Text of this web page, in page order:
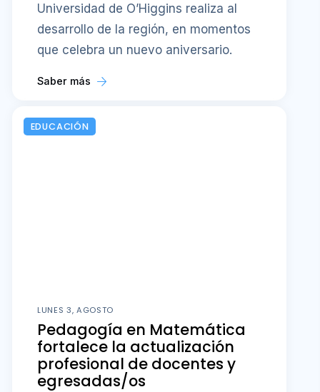
Universidad de O’Higgins realiza al
desarrollo de la región, en momentos
que celebra un nuevo aniversario.
Saber más
EDUCACIÓN
LUNES 3, AGOSTO
Pedagogía en Matemática
fortalece la actualización
profesional de docentes y
egresadas/os